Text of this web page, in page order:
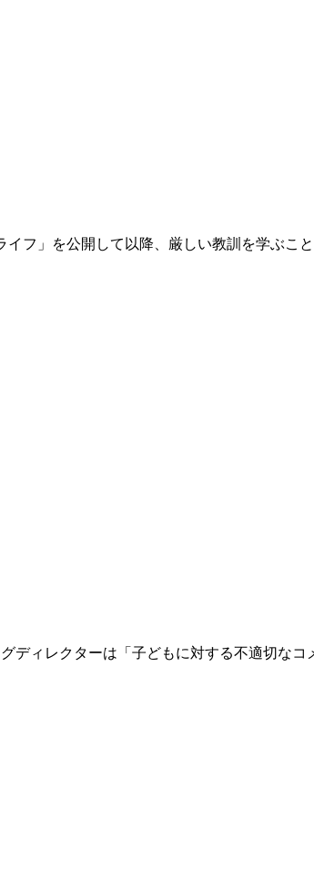
フ」を公開して以降、厳しい教訓を学ぶこと
ディレクターは「子どもに対する不適切な